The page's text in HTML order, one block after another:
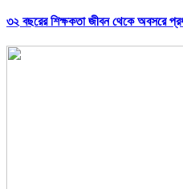
৩২ বছরের শিক্ষকতা জীবন থেকে অবসরে